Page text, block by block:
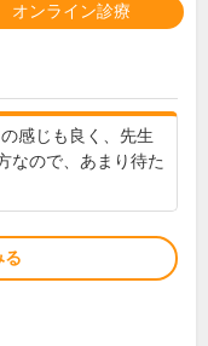
オンライン診療
感じも良く、先生
なので、あまり待た
る